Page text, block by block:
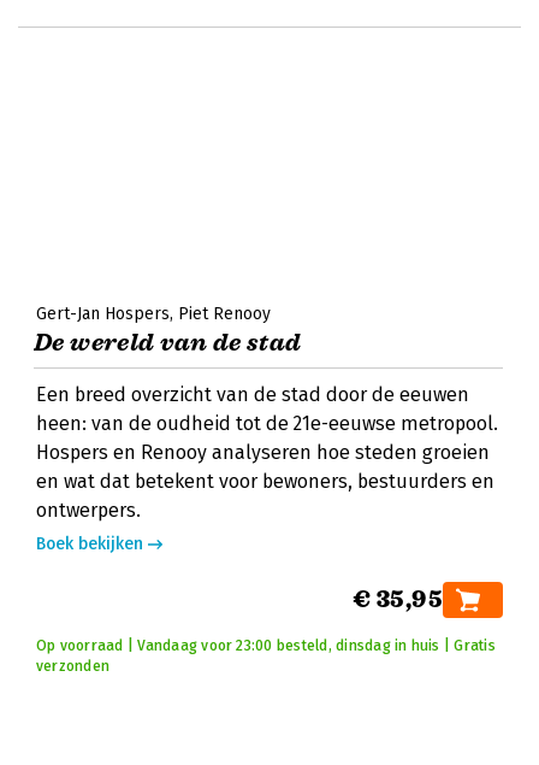
Gert-Jan Hospers Piet Renooy
De wereld van de stad
Een breed overzicht van de stad door de eeuwen
heen: van de oudheid tot de 21e-eeuwse metropool.
Hospers en Renooy analyseren hoe steden groeien
en wat dat betekent voor bewoners, bestuurders en
ontwerpers.
Boek bekijken
€ 35,95
Op voorraad | Vandaag voor 23:00 besteld, dinsdag in huis | Gratis
verzonden